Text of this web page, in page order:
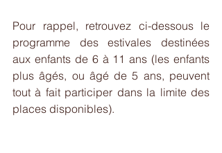
Pour rappel, retrouvez ci-dessous le
programme des estivales destinées
aux enfants de 6 à 11 ans (les enfants
plus âgés, ou âgé de 5 ans, peuvent
tout à fait participer dans la limite des
places disponibles).